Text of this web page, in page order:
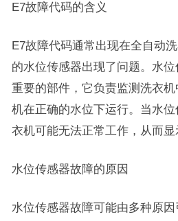
E7故障代码的含义
E7故障代码通常出现在全自动
的水位传感器出现了问题。水
重要的部件，它负责监测洗衣
机在正确的水位下运行。当水
衣机可能无法正常工作，从而显
水位传感器故障的原因
水位传感器故障可能由多种原